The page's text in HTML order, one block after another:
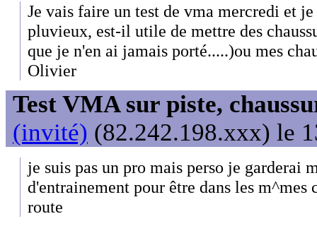
Je vais faire un test de vma mercredi et
pluvieux, est-il utile de mettre des
que je n'en ai jamais porté.....)ou mes
Olivier
Test VMA sur piste,
(invité) (82.242.198.xxx) le
je suis pas un pro mais perso je garderai
d'entrainement pour être dans les m^mes
route